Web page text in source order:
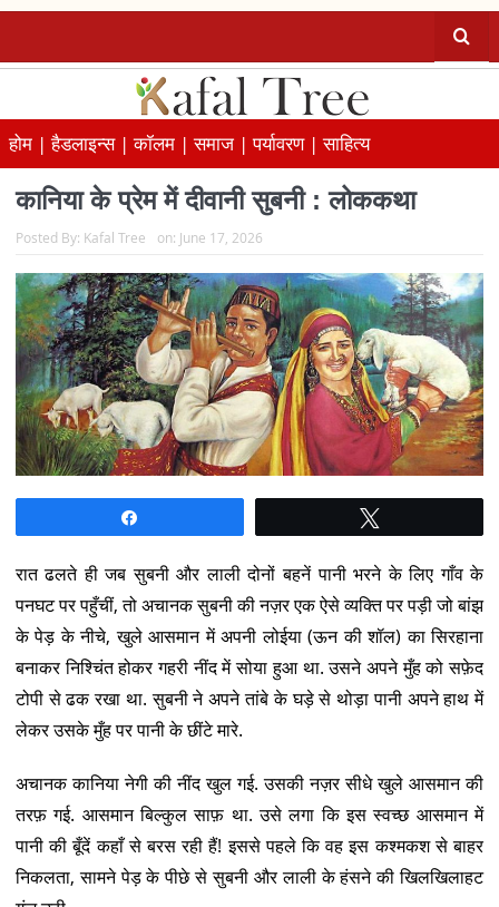
होम |हैडलाइन्स |कॉलम |समाज |पर्यावरण |साहित्य
कानिया के प्रेम में दीवानी सुबनी : लोककथा
Posted By: Kafal Tree on: June 17, 2026
रात ढलते ही जब सुबनी और लाली दोनों बहनें पानी भरने के लिए गाँव के
पनघट पर पहुँचीं, तो अचानक सुबनी की नज़र एक ऐसे व्यक्ति पर पड़ी जो बांझ
के पेड़ के नीचे, खुले आसमान में अपनी लोईया (ऊन की शॉल) का सिरहाना
बनाकर निश्चिंत होकर गहरी नींद में सोया हुआ था. उसने अपने मुँह को सफ़ेद
टोपी से ढक रखा था. सुबनी ने अपने तांबे के घड़े से थोड़ा पानी अपने हाथ में
लेकर उसके मुँह पर पानी के छींटे मारे.
अचानक कानिया नेगी की नींद खुल गई. उसकी नज़र सीधे खुले आसमान की
तरफ़ गई. आसमान बिल्कुल साफ़ था. उसे लगा कि इस स्वच्छ आसमान में
पानी की बूँदें कहाँ से बरस रही हैं! इससे पहले कि वह इस कश्मकश से बाहर
निकलता, सामने पेड़ के पीछे से सुबनी और लाली के हंसने की खिलखिलाहट